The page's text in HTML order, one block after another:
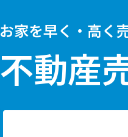
お家を早く・高く
不動産